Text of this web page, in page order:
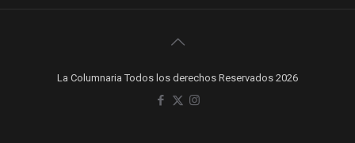
La Columnaria Todos los derechos Reservados 2026